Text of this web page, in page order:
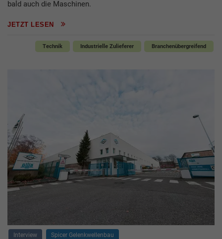
bald auch die Maschinen.
JETZT LESEN
Technik Industrielle Zulieferer Branchenübergreifend
Interview Spicer Gelenkwellenbau